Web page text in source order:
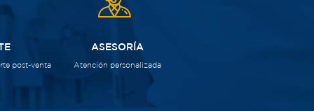
post-venta
ASESORÍA
Atención personalizada